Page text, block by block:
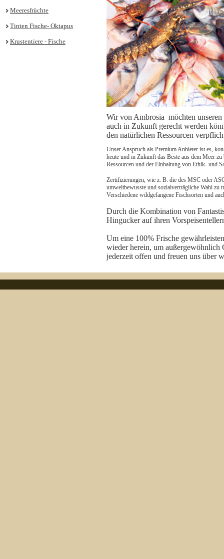
Meeresfrüchte
Tinten Fische- Oktapus
Krustentiere - Fische
Wir von Ambrosia möchten
auch in Zukunft gerecht werden
den natürlichen Ressourcen
Unser Anspruch als Premium Anbieter ist es,
heute und in Zukunft das Beste aus dem Meer
Ressourcen und der Einhaltung von Ethik- und
Zertifizierungen, wie z. B. die des MSC oder
umweltbewusste und sozialverträgliche Wahl
Verschiedene wildgefangene Fischsorten und
Durch die Kombination von
Hingucker auf ihren
Um eine 100% Frische
wieder herein, um außergewöhnlich
jederzeit offen und freuen uns über